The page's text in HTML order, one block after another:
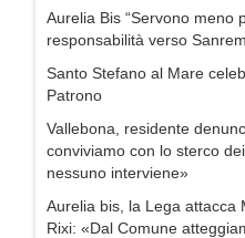
Aurelia Bis “Servono meno
responsabilità verso
Santo Stefano al Mare
Patrono
Vallebona, residente
conviviamo con lo sterco
nessuno interviene»
Aurelia bis, la Lega attacca
Rixi: «Dal Comune